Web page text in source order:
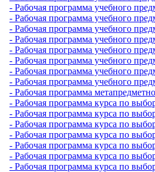
- Рабочая программа учебного
- Рабочая программа учебного
- Рабочая программа учебного
- Рабочая программа учебного
- Рабочая программа учебного
- Рабочая программа учебного
- Рабочая программа учебного
- Рабочая программа учебного
- Рабочая программа
- Рабочая программа курса по
- Рабочая программа курса по
- Рабочая программа курса по
- Рабочая программа курса по
- Рабочая программа курса по
- Рабочая программа курса по
- Рабочая программа курса по